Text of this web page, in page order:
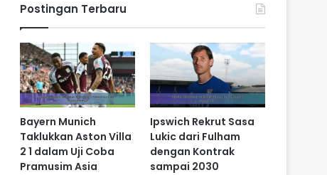
Postingan Terbaru
Bayern Munich
Taklukkan Aston Villa
2 1 dalam Uji Coba
Pramusim Asia
Ipswich Rekrut Sasa
Lukic dari Fulham
dengan Kontrak
sampai 2030